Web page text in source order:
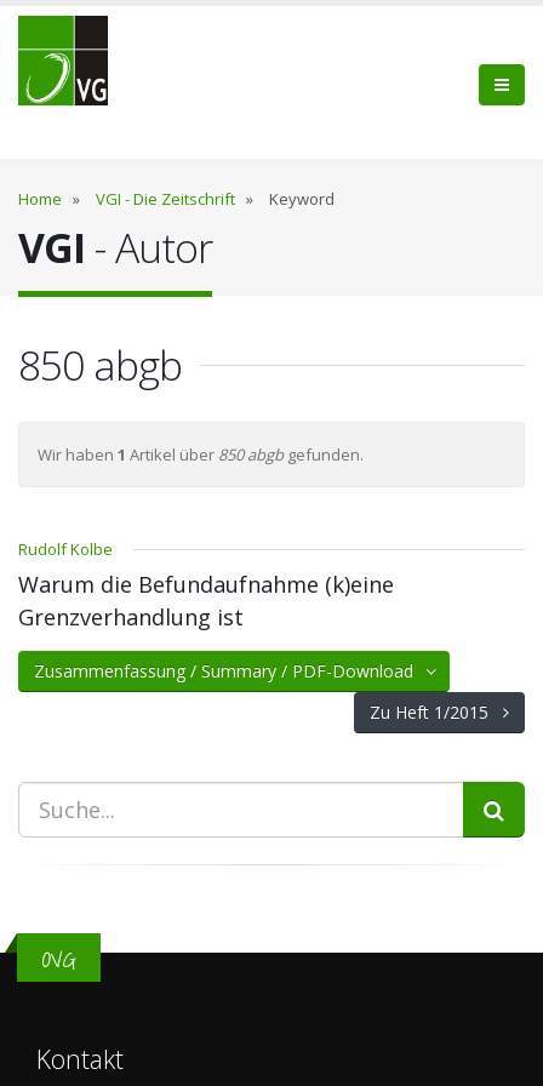
Home » VGI - Die Zeitschrift » Keyword
VGI - Autor
850 abgb
Wir haben 1 Artikel über 850 abgbgefunden.
Rudolf Kolbe
Warum die Befundaufnahme (k)eine
Grenzverhandlung ist
Zusammenfassung / Summary / PDF-Download
Zu Heft 1/2015
OVG
Kontakt